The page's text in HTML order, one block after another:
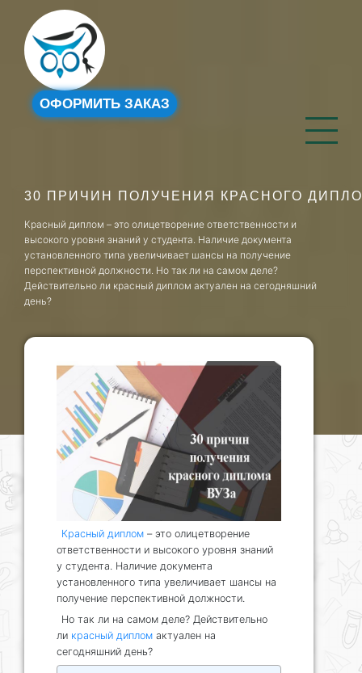
ОФОРМИТЬ ЗАКАЗ
30 ПРИЧИН ПОЛУЧЕНИЯ КРАСНОГО
Красный диплом – это олицетворение ответственности и
высокого уровня знаний у студента. Наличие документа
установленного типа увеличивает шансы на получение
перспективной должности. Но так ли на самом деле?
Действительно ли красный диплом актуален на сегодняшний
день?
Красный диплом – это олицетворение
ответственности и высокого уровня знаний
у студента. Наличие документа
установленного типа увеличивает шансы на
получение перспективной должности.
Но так ли на самом деле? Действительно
ли красный диплом актуален на
сегодняшний день?